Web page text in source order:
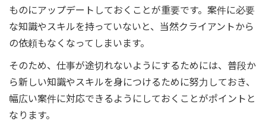
ものにアップデートしておくことが重要です。案件に必要
な知識やスキルを持っていないと、当然クライアントから
の依頼もなくなってしまいます。
そのため、仕事が途切れないようにするためには、普段か
ら新しい知識やスキルを身につけるために努力しておき、
幅広い案件に対応できるようにしておくことがポイントと
なります。